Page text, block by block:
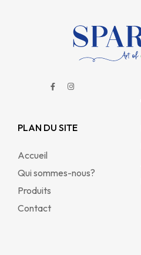
PLAN DU SITE
Accueil
Qui sommes-nous?
Produits
Contact